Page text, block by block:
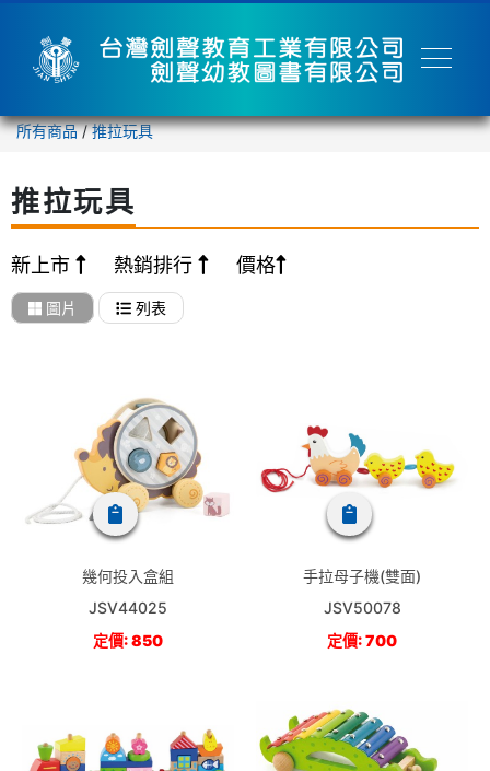
所有商品/推拉玩具
推拉玩具
新上市 熱銷排行 價格
圖片 列表
幾何投入盒組
JSV44025
定價: 850
手拉母子機(雙面)
JSV50078
定價: 700